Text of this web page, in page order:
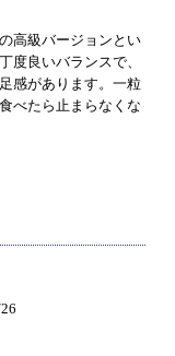
高級バージョンとい
度良いバランスで、
感があります。一粒
べたら止まらなくな